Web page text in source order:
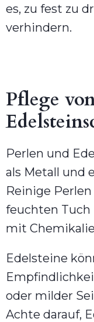
es, zu fest zu
verhindern.
Pflege
Perlen und
als Metall und
Reinige
feuchten
mit
Edelsteine
oder milder
Achte darauf,